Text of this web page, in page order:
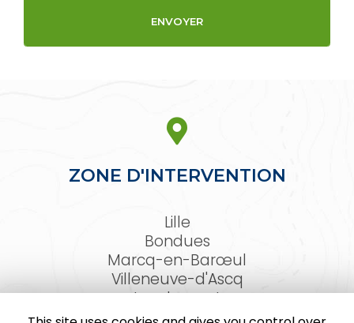
ZONE D'INTERVENTION
Lille
Bondues
Marcq-en-Barœul
Villeneuve-d'Ascq
Lambersart
Arras